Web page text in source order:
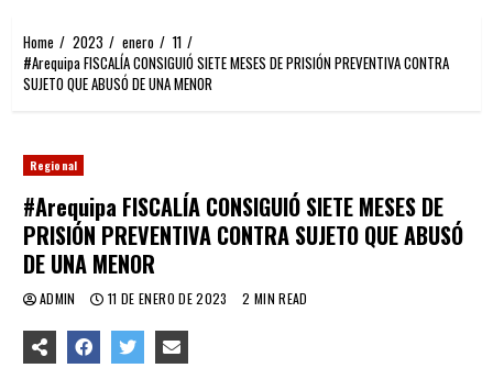
Home 2023 enero
11
#Arequipa FISCALÍA CONSIGUIÓ SIETE MESES DE PRISIÓN PREVENTIVA CONTRA
SUJETO QUE ABUSÓ DE UNA MENOR
Regional
#Arequipa FISCALÍA CONSIGUIÓ SIETE MESES DE
PRISIÓN PREVENTIVA CONTRA SUJETO QUE ABUSÓ
DE UNA MENOR
ADMIN 11 DE ENERO DE 2023 2 MIN READ